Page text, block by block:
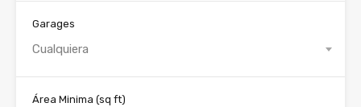
Garages
Cualquiera
Área Minima (sq ft)